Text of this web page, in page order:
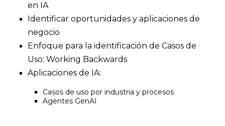
en IA
Identificar oportunidades y aplicaciones de
negocio
Enfoque para la identificación de Casos de
Uso: Working Backwards
Aplicaciones de IA:
Casos de uso por industria y procesos
Agentes GenAI